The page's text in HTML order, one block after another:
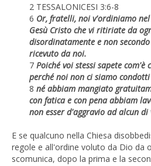
2 TESSALONICESI 3:6-8
6 Or, fratelli, noi v'ordiniamo
Gesù Cristo che vi ritiriate da
disordinatamente e non
ricevuto da noi.
7 Poiché voi stessi sapete com'è
perché noi non ci siamo
8 né abbiam mangiato
con fatica e con pena abbiam
non esser d'aggravio ad alcun
E se qualcuno nella Chiesa
regole e all'ordine voluto da Dio da
scomunica, dopo la prima e la